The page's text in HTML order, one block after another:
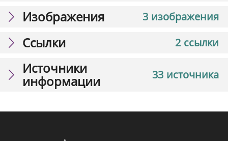
3 изображения
Изображения
2 ссылки
Ссылки
33 источника
Источники
информации